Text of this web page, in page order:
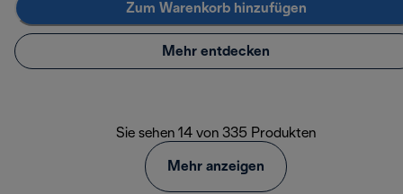
Zum Warenkorb hinzufügen
Mehr entdecken
Sie sehen 14 von 335 Produkten
Mehr anzeigen